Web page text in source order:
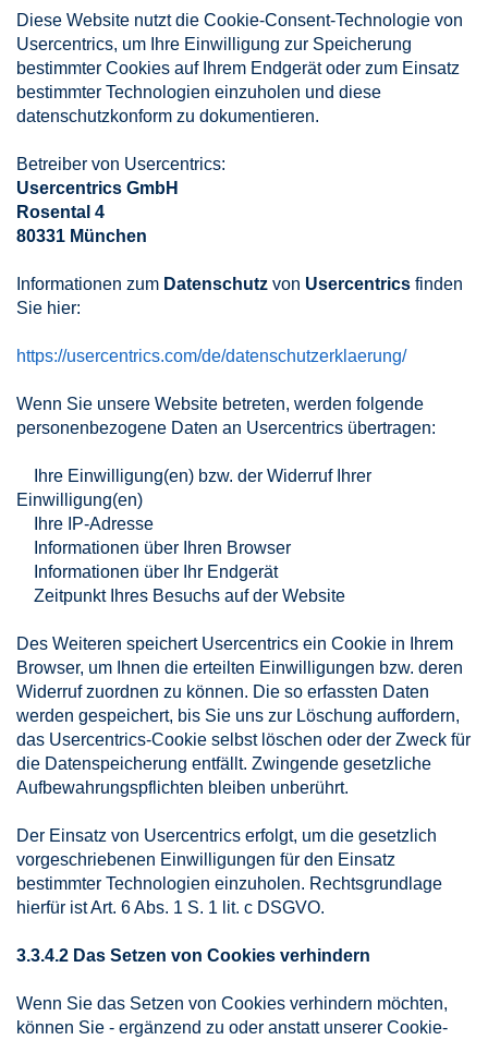
Diese Website nutzt die Cookie-Consent-Technologie von
Usercentrics, um Ihre Einwilligung zur Speicherung
bestimmter Cookies auf Ihrem Endgerät oder zum Einsatz
bestimmter Technologien einzuholen und diese
datenschutzkonform zu dokumentieren.
Betreiber von Usercentrics:
Usercentrics GmbH
Rosental 4
80331 München
Informationen zum Datenschutz von Usercentrics finden
Sie hier:
https://usercentrics.com/de/datenschutzerklaerung/
Wenn Sie unsere Website betreten, werden folgende
personenbezogene Daten an Usercentrics übertragen:
Ihre Einwilligung(en) bzw. der Widerruf Ihrer
Einwilligung(en)
Ihre IP-Adresse
Informationen über Ihren Browser
Informationen über Ihr Endgerät
Zeitpunkt Ihres Besuchs auf der Website
Des Weiteren speichert Usercentrics ein Cookie in Ihrem
Browser, um Ihnen die erteilten Einwilligungen bzw. deren
Widerruf zuordnen zu können. Die so erfassten Daten
werden gespeichert, bis Sie uns zur Löschung auffordern,
das Usercentrics-Cookie selbst löschen oder der Zweck für
die Datenspeicherung entfällt. Zwingende gesetzliche
Aufbewahrungspflichten bleiben unberührt.
Der Einsatz von Usercentrics erfolgt, um die gesetzlich
vorgeschriebenen Einwilligungen für den Einsatz
bestimmter Technologien einzuholen. Rechtsgrundlage
hierfür ist Art. 6 Abs. 1 S. 1 lit. c DSGVO.
3.3.4.2 Das Setzen von Cookies verhindern
Wenn Sie das Setzen von Cookies verhindern möchten,
können Sie - ergänzend zu oder anstatt unserer Cookie-